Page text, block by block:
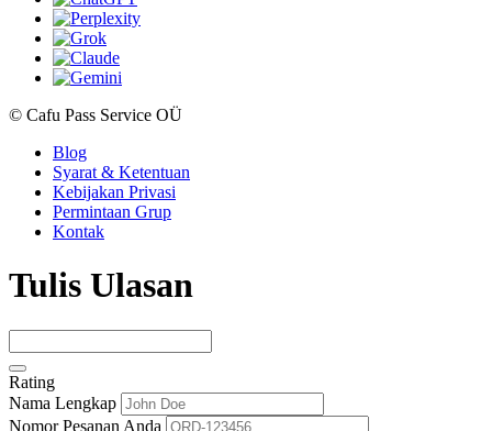
© Cafu Pass Service OÜ
Blog
Syarat & Ketentuan
Kebijakan Privasi
Permintaan Grup
Kontak
Tulis Ulasan
Rating
Nama Lengkap
Nomor Pesanan Anda